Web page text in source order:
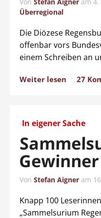
Überregional
Die Diözese
offenbar vors
einem Schreiben an
Weiter lesen 27
In eigener Sache
Von Stefan Aigner am
Knapp 100
„Sammelsurium